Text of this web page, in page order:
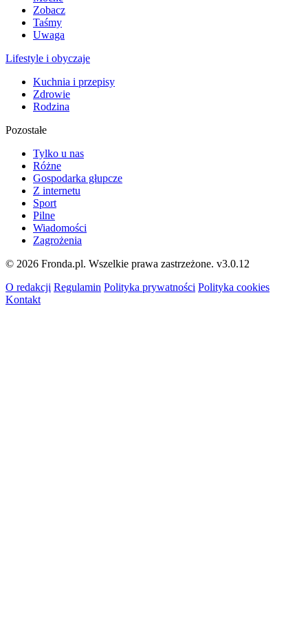
Zobacz
Taśmy
Uwaga
Lifestyle i obyczaje
Kuchnia i przepisy
Zdrowie
Rodzina
Pozostałe
Tylko u nas
Różne
Gospodarka głupcze
Z internetu
Sport
Pilne
Wiadomości
Zagrożenia
© 2026 Fronda.pl. Wszelkie prawa zastrzeżone. v3.0.12
O redakcji Regulamin Polityka prywatności Polityka cookies
Kontakt